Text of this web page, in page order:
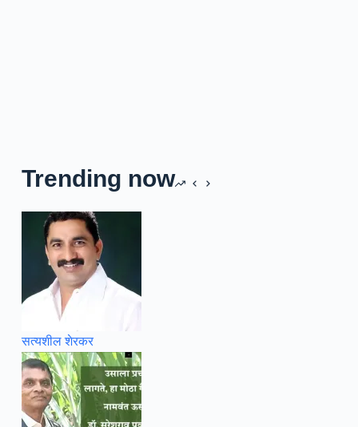
Trending now
सत्यशील शेरकर